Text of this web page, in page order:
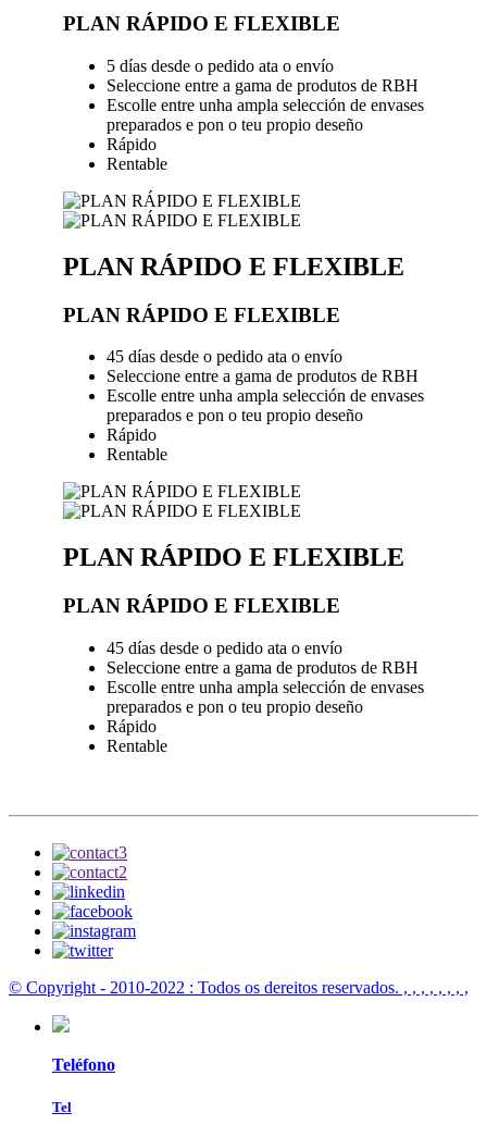
PLAN RÁPIDO E FLEXIBLE
5 días desde o pedido ata o envío
Seleccione entre a gama de produtos de RBH
Escolle entre unha ampla selección de envases
preparados e pon o teu propio deseño
Rápido
Rentable
PLAN RÁPIDO E FLEXIBLE
PLAN RÁPIDO E FLEXIBLE
45 días desde o pedido ata o envío
Seleccione entre a gama de produtos de RBH
Escolle entre unha ampla selección de envases
preparados e pon o teu propio deseño
Rápido
Rentable
PLAN RÁPIDO E FLEXIBLE
PLAN RÁPIDO E FLEXIBLE
45 días desde o pedido ata o envío
Seleccione entre a gama de produtos de RBH
Escolle entre unha ampla selección de envases
preparados e pon o teu propio deseño
Rápido
Rentable
© Copyright - 2010-2022 : Todos os dereitos reservados. , , , , , , , ,
Teléfono
Tel